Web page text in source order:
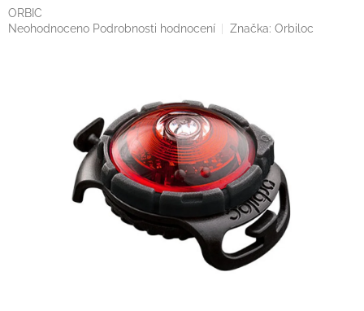
ORBIC
Průměrné
Neohodnoceno Podrobnosti hodnocení Značka: Orbiloc